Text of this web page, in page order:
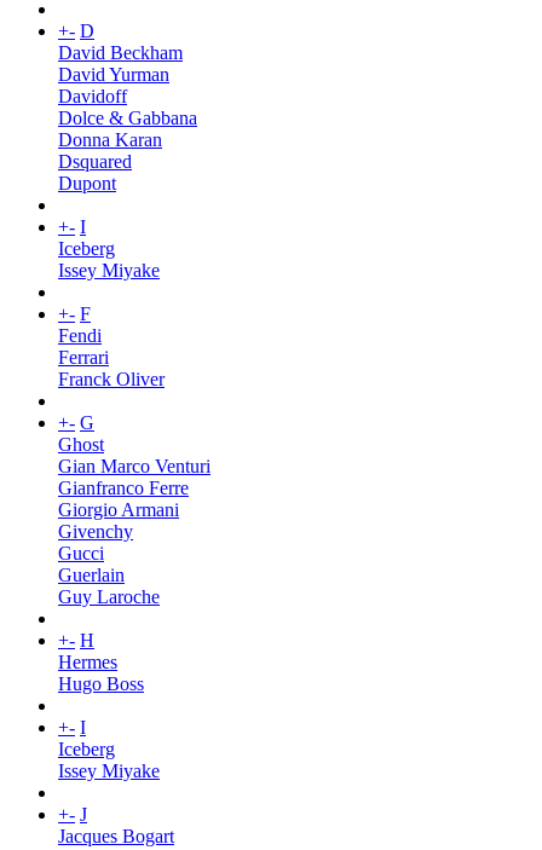
+- D
David Beckham
David Yurman
Davidoff
Dolce & Gabbana
Donna Karan
Dsquared
Dupont
+- I
Iceberg
Issey Miyake
+- F
Fendi
Ferrari
Franck Oliver
+- G
Ghost
Gian Marco Venturi
Gianfranco Ferre
Giorgio Armani
Givenchy
Gucci
Guerlain
Guy Laroche
+- H
Hermes
Hugo Boss
+- I
Iceberg
Issey Miyake
+- J
Jacques Bogart